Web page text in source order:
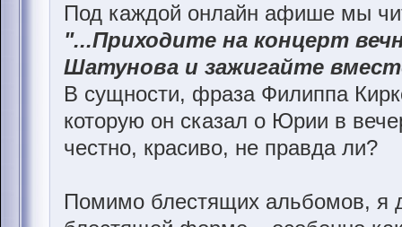
Под каждой онлайн афише мы
"...Приходите на концерт
Шатунова и зажигайте
В сущности, фраза Филиппа
которую он сказал о Юрии в
честно, красиво, не правда ли?
Помимо блестящих альбомов, я